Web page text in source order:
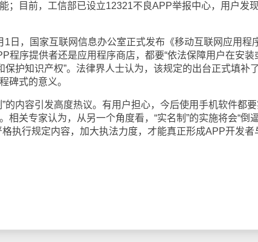
；目前，工信部已设立12321不良APP举报中心，用户发
，国家互联网信息办公室正式发布《移动互联网应用程
程序提供者还是应用程序商店，都要“依法保障用户在安装
保护知识产权”。法律界人士认为，该规定的出台正式填补
碑式的意义。
内容引发高度热议。有用户担心，今后使用手机软件都要
相关专家认为，从另一个角度看，“实名制”的实施将会“倒
执行规定内容，加大执法力度，才能真正形成APP开发者